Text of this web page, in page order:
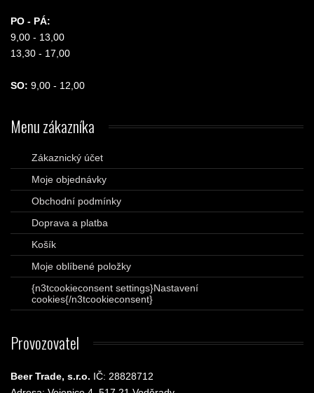
PO - PÁ:
9,00 - 13,00
13,30 - 17,00
SO: 9,00 - 12,00
Menuzákazníka
Zákaznický účet
Moje objednávky
Obchodní podmínky
Doprava a platba
Košík
Moje oblíbené položky
{n3tcookieconsent settings}Nastavení
cookies{/n3tcookieconsent}
Provozovatel
Beer Trade, s.r.o. IČ: 28828712